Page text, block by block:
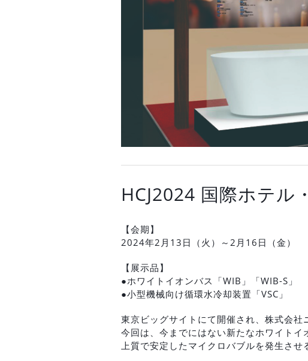
HCJ2024 国際ホテル
【会期】
2024年2月13日（火）～2月16日（金）
【展示品】
●ホワイトイオンバス「WIB」「WIB-S」
●小型機械向け循環水冷却装置「VSC」
東京ビッグサイトにて開催され、株式会社
今回は、今までにはない新たなホワイト
上質で安定したマイクロバブルを発生させ